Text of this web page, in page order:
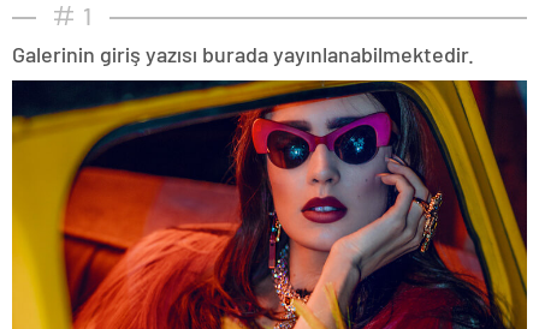
1
Galerinin giriş yazısı burada yayınlanabilmektedir.